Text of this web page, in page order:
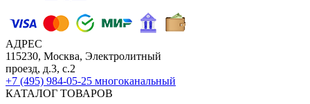
АДРЕС
115230, Москва, Электролитный
проезд, д.3, с.2
+7 (495) 984-05-25 многоканальный
КАТАЛОГ ТОВАРОВ